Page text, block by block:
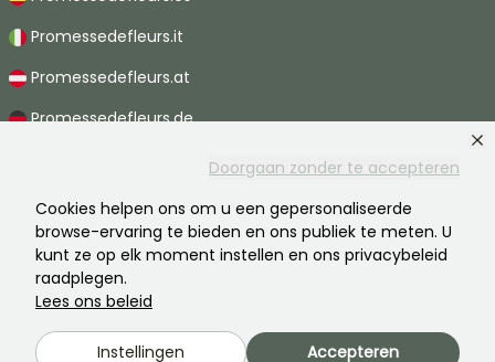
Doorgaan zonder te accepteren
Cookies helpen ons om u een gepersonaliseerde
browse-ervaring te bieden en ons publiek te meten. U
kunt ze op elk moment instellen en ons privacybeleid
raadplegen.
Lees ons beleid
Instellingen Accepteren
Promessedefleurs.it
Promessedefleurs.at
Promessedefleurs.de
Promessedefleurs.pt
Promessedefleurs.ch
2026 ©Promesse de fleurs - Alle rechten voorbehouden.